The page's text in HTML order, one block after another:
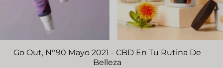
Go Out, N°90 Mayo 2021 - CBD En Tu Rutina De
Belleza